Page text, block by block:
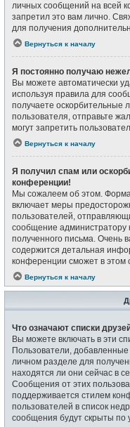
личных сообщений на всей
запретил это вам лично.
для получения
Вернуться к началу
Я постоянно получаю
Вы можете автоматически
используя правила для
получаете оскорбительные
пользователя, отправьте
могут запретить
Вернуться к началу
Я получил спам или
конференции!
Мы сожалеем об этом.
включает меры
пользователей,
сообщение администратору
полученного письма. Очень
содержится детальная
конференции сможет в этом
Вернуться к началу
Что означают списки
Вы можете включать в эти
Пользователи, добавленные
личном разделе для
находятся ли они сейчас в
Сообщения от этих
поддерживается стилем
пользователей в список
сообщения будут скрыты по